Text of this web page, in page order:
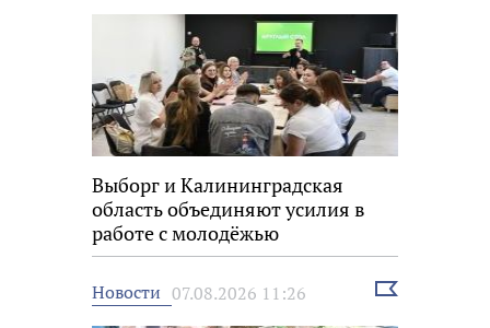
Выборг и Калининградская
область объединяют усилия в
работе с молодёжью
Новости 07.08.2026 11:26
Выбрать